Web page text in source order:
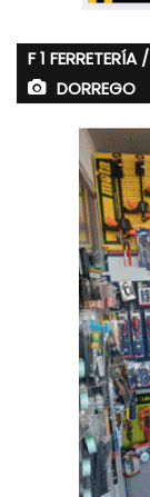
F 1
DORREGO